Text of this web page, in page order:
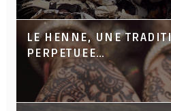
LE HENNE, UNE
PERPETUEE…